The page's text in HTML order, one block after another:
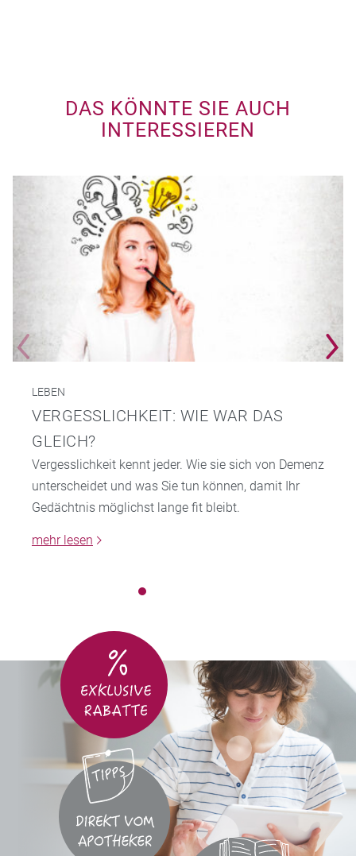
DAS KÖNNTE SIE AUCH
INTERESSIEREN
LEBEN
VERGESSLICHKEIT: WIE WAR DAS
GLEICH?
Vergesslichkeit kennt jeder. Wie sie sich von Demenz
unterscheidet und was Sie tun können, damit Ihr
Gedächtnis möglichst lange fit bleibt.
mehr lesen